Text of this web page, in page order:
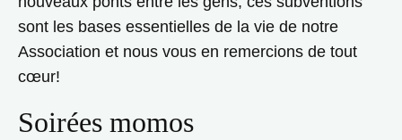
sont les bases essentielles de la vie de notre
Association et nous vous en remercions de tout
cœur!
Soirées momos